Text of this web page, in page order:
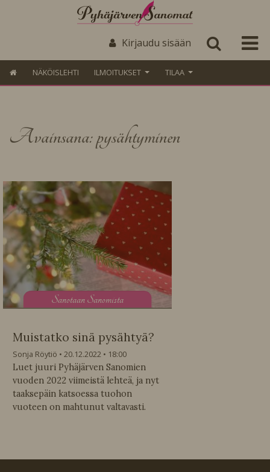
Kirjaudu sisään
NÄKÖISLEHTI ILMOITUKSET TILAA
Avainsana: pysähtyminen
Sanotaan Sanomista
Muistatko sinä pysähtyä?
Sonja Röytiö 20.12.2022
18:00
Luet juuri Pyhäjärven Sanomien
vuoden 2022 viimeistä lehteä, ja nyt
taaksepäin katsoessa tuohon
vuoteen on mahtunut valtavasti.